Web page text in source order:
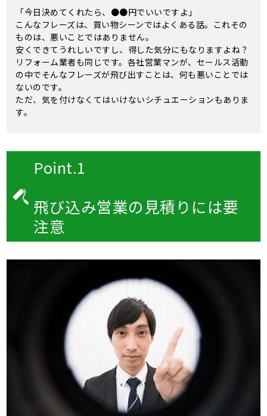
「今日決めてくれたら、●●円でいいですよ」
こんなフレーズは、買い物シーンではよくある話。これその
ものは、悪いことではありません。
安くできてうれしいですし、得した気分にもなりますよね？
リフォーム業者も同じです。各社営業マンが、セールス活動
の中でそんなフレーズが飛び出すことは、何も悪いことでは
ないのです。
ただ、気を付けなくてはいけないシチュエーションもありま
す。
Point.1
飛び込み営業の見積りには要
注意